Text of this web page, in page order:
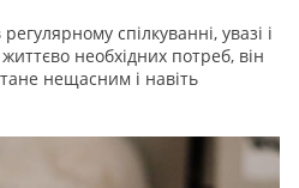
спілкуванні, увазі і
необхідних потреб, він
нещасним і навіть